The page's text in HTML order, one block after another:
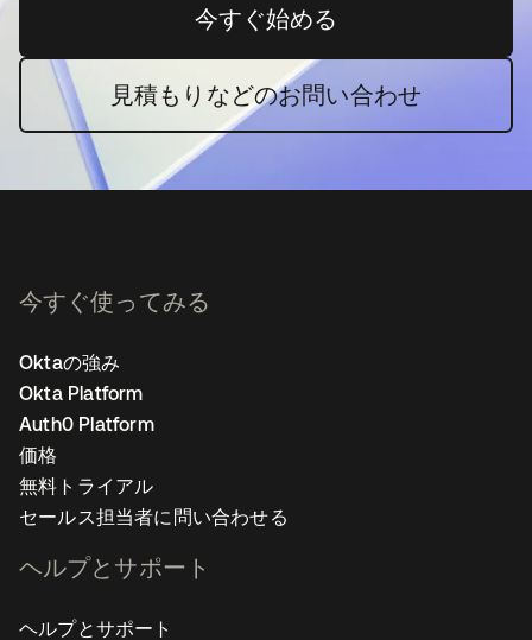
今すぐ始める新しいタブで開く
見積もりなどのお問い合わせ
今すぐ使ってみる
Oktaの強み
Okta Platform
Auth0 Platform
価格
無料トライアル
セールス担当者に問い合わせる
ヘルプとサポート
ヘルプとサポート